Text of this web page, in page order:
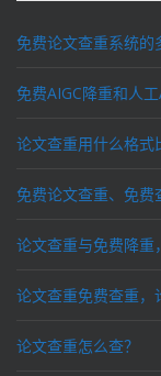
免费论文查重系统的
免费AIGC降重和人
论文查重用什么格式
论文查重与免费降重
论文查重怎么查？